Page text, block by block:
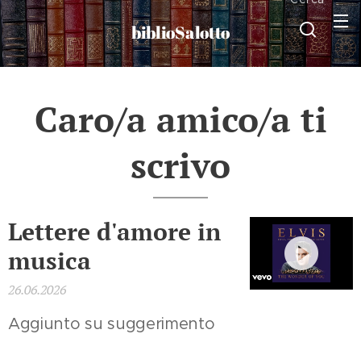
biblioSalotto
Caro/a amico/a ti
scrivo
Lettere d'amore in
musica
26.06.2026
Aggiunto su suggerimento